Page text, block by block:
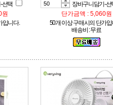
선택
원
입니다.
장바구니담기-
단가금액 : 5,060원
50개 이상 구매시의 단가입
배송비 : 무료